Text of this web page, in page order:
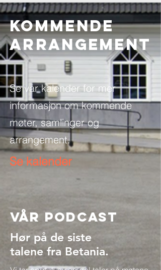
Kommende
ARRANGEMENT
Se vår kalender for mer
informasjon om kommende
møter, samlinger og
arrangement.
Se kalender
Vår Podcast
Hør på de siste
talene fra Betania.